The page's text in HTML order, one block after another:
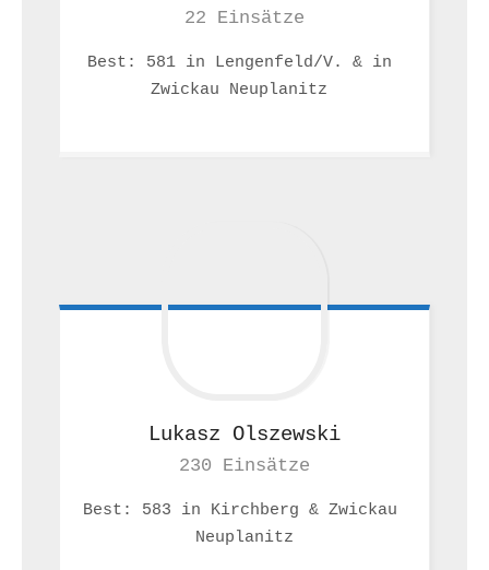
22 Einsätze
Best: 581 in Lengenfeld/V. & in
Zwickau Neuplanitz
Lukasz Olszewski
230 Einsätze
Best: 583 in Kirchberg & Zwickau
Neuplanitz